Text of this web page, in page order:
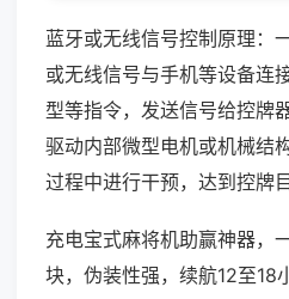
蓝牙或无线信号控制原理：
或无线信号与手机等设备连
型等指令，发送信号给控牌
驱动内部微型电机或机械结
过程中进行干预，达到控牌目
充电宝式麻将机助赢神器，
块，伪装性强，续航12至18